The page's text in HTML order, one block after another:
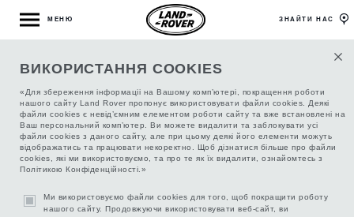
ВИКОРИСТАННЯ COOKIES
«Для збереження інформаціі на Вашому комп’ютері, покращення роботи
нашого сайту Land Rover пропонує використовувати файли cookies. Деякі
файли cookies є невід’ємним елементом роботи сайту та вже встановлені на
Ваш персональний комп’ютер. Ви можете видалити та заблокувати усі
файли cookies з даного сайту, але при цьому деякі його елементи можуть
відображатись та працювати некоректно. Щоб дізнатися більше про файли
cookies, які ми використовуємо, та про те як їх видалити, ознайомтесь з
Політикою Конфіденційності.»
Ми використовуємо файли cookies для того, щоб покращити роботу
нашого сайту. Продовжуючи використовувати веб-сайт, ви
МЕНЮ ЗНАЙТИ НАС
БОКС БАГАЖНЫЙ АЕРОДИНАМИЧЕСКИЙ